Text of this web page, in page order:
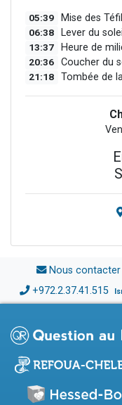
05:39 Mise des
06:38 Lever du soleil
13:37 Heure de
20:36 Coucher du
21:18 Tombée de
Nous contacter
+972.2.37.41.515